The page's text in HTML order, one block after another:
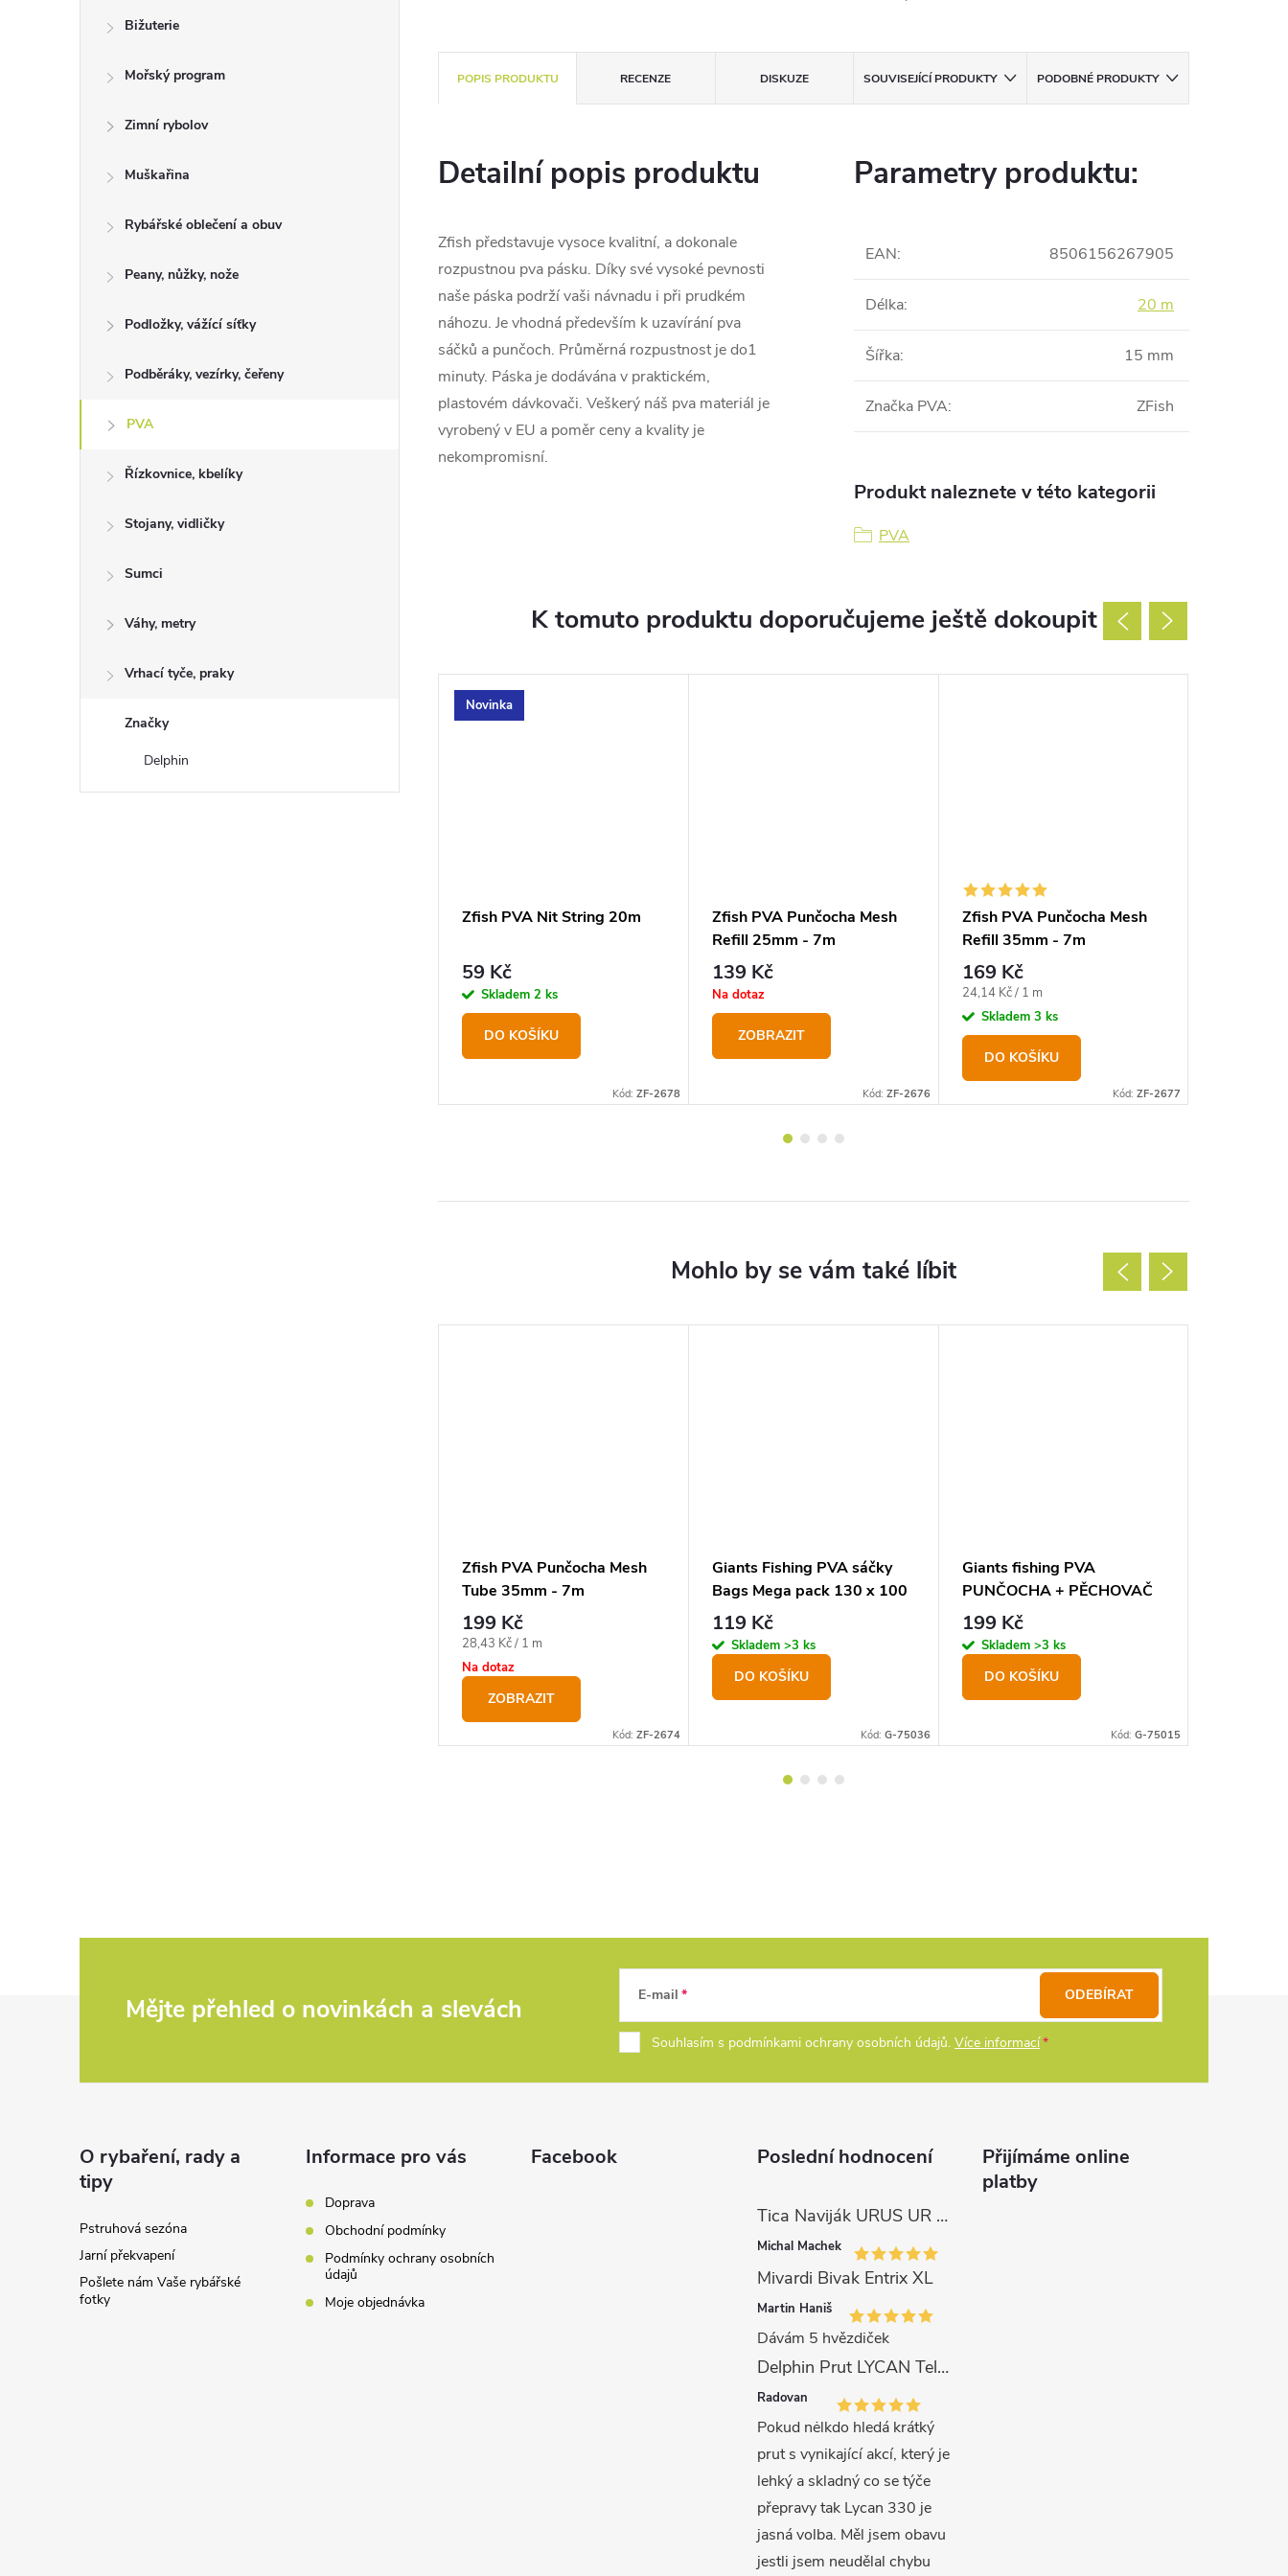
Bižuterie
Mořský program
Zimní rybolov
Muškařina
Rybářské oblečení a obuv
Peany, nůžky, nože
Podložky, vážící síťky
Podběráky, vezírky, čeřeny
PVA
Řízkovnice, kbelíky
Stojany, vidličky
Sumci
Váhy, metry
Vrhací tyče, praky
Značky
Delphin
POPIS PRODUKTU RECENZE DISKUZE SOUVISEJÍCÍ PRODUKTY PODOBNÉ PRODUKTY
Detailní popis produktu
Zfish představuje vysoce kvalitní, a dokonale
rozpustnou pva pásku. Díky své vysoké pevnosti
naše páska podrží vaši návnadu i při prudkém
náhozu. Je vhodná především k uzavírání pva
sáčků a punčoch. Průměrná rozpustnost je do1
minuty. Páska je dodávána v praktickém,
plastovém dávkovači. Veškerý náš pva materiál je
vyrobený v EU a poměr ceny a kvality je
nekompromisní.
Parametry produktu:
EAN: 8506156267905
Délka: 20 m
Šířka: 15 mm
Značka PVA: ZFish
Produkt naleznete v této kategorii
PVA
K tomuto produktu doporučujeme ještě dokoupit
Novinka
Zfish PVA Nit String 20m
59 Kč
Skladem 2 ks
DO KOŠÍKU
Kód: ZF-2678
Zfish PVA Punčocha Mesh
Refill 25mm - 7m
139 Kč
Na dotaz
ZOBRAZIT
Kód: ZF-2676
Zfish PVA Punčocha Mesh
Refill 35mm - 7m
169 Kč
Měrná
cena:
24,14 Kč / 1 m
Skladem 3 ks
DO KOŠÍKU
Kód: ZF-2677
Zfish PVA Punčocha Mesh
Tube 35mm - 7m
199 Kč
Měrná
cena:
28,43 Kč / 1 m
Na dotaz
ZOBRAZIT
Kód: ZF-2674
Giants Fishing PVA sáčky
Bags Mega pack 130 x 100
mm / 25 ks
119 Kč
Skladem >3 ks
DO KOŠÍKU
Kód: G-75036
Giants fishing PVA
PUNČOCHA + PĚCHOVAČ
15MM/8M
199 Kč
Skladem >3 ks
DO KOŠÍKU
Kód: G-75015
Mějte přehled o novinkách a slevách E-mail
Souhlasím s podmínkami ochrany osobních údajů. Více informací
ODEBÍRAT
O rybaření, rady a
tipy
Pstruhová sezóna
Jarní překvapení
Pošlete nám Vaše rybářské
fotky
Informace pro vás
Doprava
Obchodní podmínky
Podmínky ochrany osobních
údajů
Moje objednávka
Facebook Poslední hodnocení
Tica Naviják URUS UR 4000
Michal Machek
Mivardi Bivak Entrix XL
Martin Haniš
Dávám 5 hvězdiček
Delphin Prut LYCAN TeleFEEDER + 3 špičky 3 m, 80 g
Radovan
Pokud nėlkdo hledá krátký
prut s vynikající akcí, který je
lehký a skladný co se týče
přepravy tak Lycan 330 je
jasná volba. Měl jsem obavu
jestli jsem neudělal chybu
Přijímáme online
platby